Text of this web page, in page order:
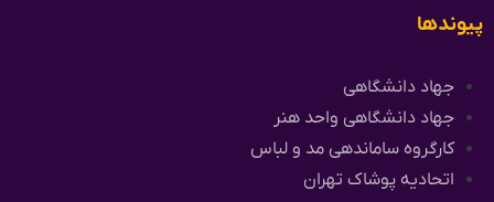
پیوندها
جهاد دانشگاهی
جهاد دانشگاهی واحد هنر
کارگروه ساماندهی مد و لباس
اتحادیه پوشاک تهران